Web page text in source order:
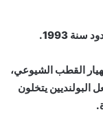
1993.
القطب الشيوعي،
يتخلون